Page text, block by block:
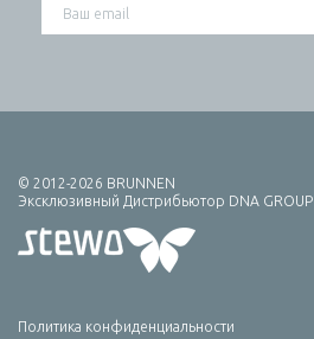
© 2012-2026 BRUNNEN
Эксклюзивный Дистрибьютор DNA GROUP
Политика конфиденциальности